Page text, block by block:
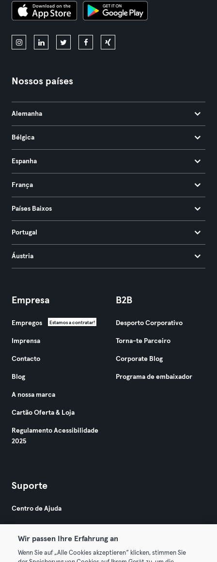
Nossos países
Alemanha
Bélgica
Espanha
França
Países Baixos
Portugal
Áustria
Empresa
Empregos Estamos a contratar!
Imprensa
Contacto
Blog
A nossa marca
Cartão Oferta & Loja
Regulamento Acessibilidade
2025
B2B
Desporto Corporativo
Torna-te Parceiro
Corporate Blog
Programa de embaixador
Suporte
Centro de Ajuda
Wir passen Ihre Erfahrung an
Wenn Sie auf „Alle Cookies akzeptieren“ klicken, stimmen Sie